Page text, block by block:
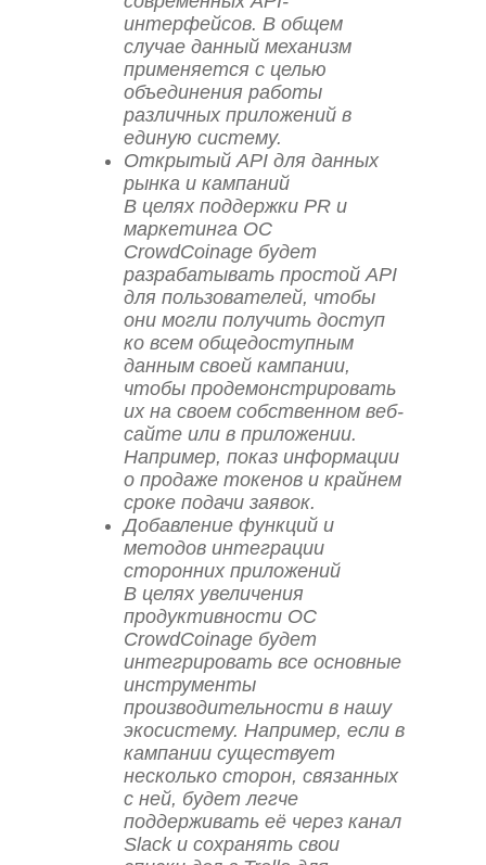
интерфейсов. В общем
случае данный механизм
применяется с целью
объединения работы
различных приложений в
единую систему.
Открытый API для данных
рынка и кампаний
В целях поддержки PR и
маркетинга ОС
CrowdCoinage будет
разрабатывать простой API
для пользователей, чтобы
они могли получить доступ
ко всем общедоступным
данным своей кампании,
чтобы продемонстрировать
их на своем собственном веб-
сайте или в приложении.
Например, показ информации
о продаже токенов и крайнем
сроке подачи заявок.
Добавление функций и
методов интеграции
сторонних приложений
В целях увеличения
продуктивности ОС
CrowdCoinage будет
интегрировать все основные
инструменты
производительности в нашу
экосистему. Например, если в
кампании существует
несколько сторон, связанных
с ней, будет легче
поддерживать её через канал
Slack и сохранять свои